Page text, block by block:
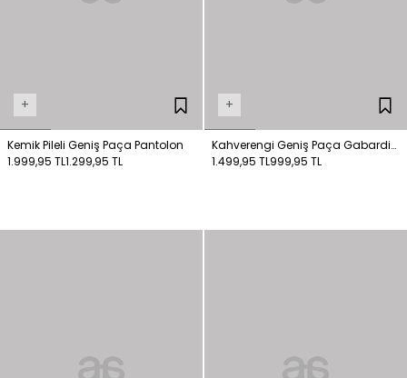
+
Kemik Pileli Geniş Paça Pantolon
1.999,95 TL1.299,95 TL
+
Kahverengi Geniş Paça Gabardin
Pantolon
1.499,95 TL999,95 TL